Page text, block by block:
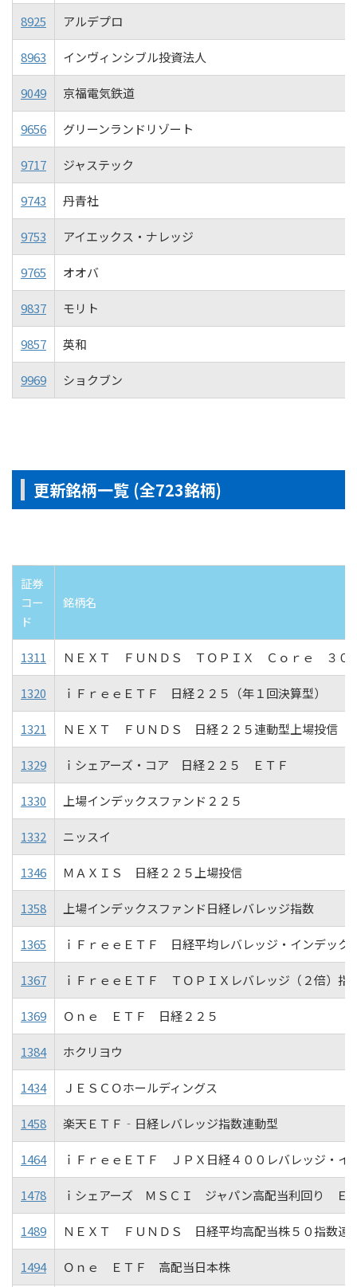
8925 アルデプロ
8963 インヴィンシブル投資法人
9049 京福電気鉄道
9656 グリーンランドリゾート
9717 ジャステック
9743 丹青社
9753 アイエックス・ナレッジ
9765 オオバ
9837 モリト
9857 英和
9969 ショクブン
更新銘柄一覧 (全723銘柄)
証券
コー
ド
銘柄名
1311 ＮＥＸＴ ＦＵＮＤＳ ＴＯＰＩＸ Ｃｏｒｅ ３０
1320 ｉＦｒｅｅＥＴＦ 日経２２５（年１回決算型）
1321 ＮＥＸＴ ＦＵＮＤＳ 日経２２５連動型上場投信
1329 ｉシェアーズ・コア 日経２２５ ＥＴＦ
1330 上場インデックスファンド２２５
1332 ニッスイ
1346 ＭＡＸＩＳ 日経２２５上場投信
1358 上場インデックスファンド日経レバレッジ指数
1365 ｉＦｒｅｅＥＴＦ 日経平均レバレッジ・インデック
1367 ｉＦｒｅｅＥＴＦ ＴＯＰＩＸレバレッジ（２倍）指
1369 Ｏｎｅ ＥＴＦ 日経２２５
1384 ホクリヨウ
1434 ＪＥＳＣＯホールディングス
1458 楽天ＥＴＦ‐日経レバレッジ指数連動型
1464 ｉＦｒｅｅＥＴＦ ＪＰＸ日経４００レバレッジ・イ
1478 ｉシェアーズ ＭＳＣＩ ジャパン高配当利回り Ｅ
1489 ＮＥＸＴ ＦＵＮＤＳ 日経平均高配当株５０指数連
1494 Ｏｎｅ ＥＴＦ 高配当日本株